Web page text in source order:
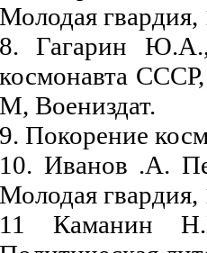
Молодая гвардия,
8. Гагарин
космонавта
М, Воениздат.
9. Покорение
10. Иванов .А.
Молодая гвардия,
11 Каманин